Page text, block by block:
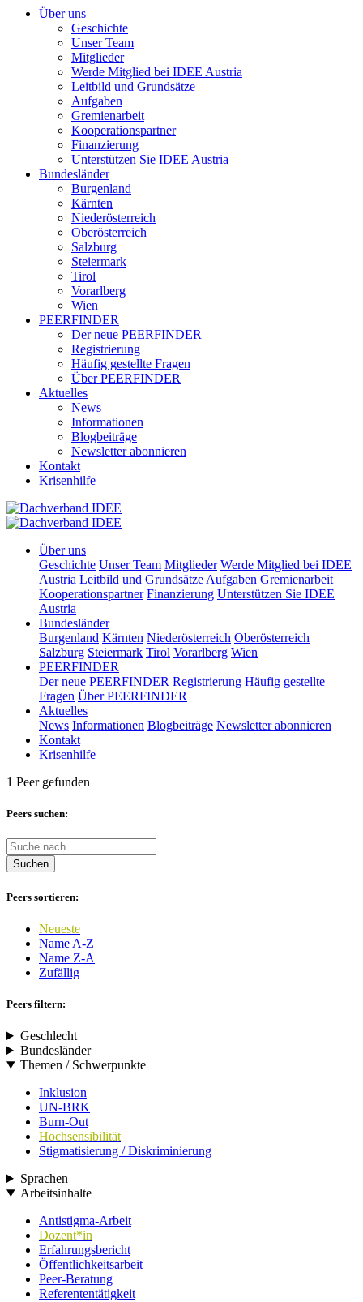
Über uns
Geschichte
Unser Team
Mitglieder
Werde Mitglied bei IDEE Austria
Leitbild und Grundsätze
Aufgaben
Gremienarbeit
Kooperationspartner
Finanzierung
Unterstützen Sie IDEE Austria
Bundesländer
Burgenland
Kärnten
Niederösterreich
Oberösterreich
Salzburg
Steiermark
Tirol
Vorarlberg
Wien
PEERFINDER
Der neue PEERFINDER
Registrierung
Häufig gestellte Fragen
Über PEERFINDER
Aktuelles
News
Informationen
Blogbeiträge
Newsletter abonnieren
Kontakt
Krisenhilfe
Über uns
Geschichte Unser Team Mitglieder Werde Mitglied bei IDEE
Austria Leitbild und Grundsätze Aufgaben Gremienarbeit
Kooperationspartner Finanzierung Unterstützen Sie IDEE
Austria
Bundesländer
Burgenland Kärnten Niederösterreich Oberösterreich
Salzburg Steiermark Tirol Vorarlberg Wien
PEERFINDER
Der neue PEERFINDER Registrierung Häufig gestellte
Fragen Über PEERFINDER
Aktuelles
News Informationen Blogbeiträge Newsletter abonnieren
Kontakt
Krisenhilfe
1 Peer gefunden
Peers suchen:
Suchen
Peers sortieren:
Neueste
Name A-Z
Name Z-A
Zufällig
Peers filtern:
Geschlecht
Bundesländer
Themen / Schwerpunkte
Inklusion
UN-BRK
Burn-Out
Hochsensibilität
Stigmatisierung / Diskriminierung
Sprachen
Arbeitsinhalte
Antistigma-Arbeit
Dozent*in
Erfahrungsbericht
Öffentlichkeitsarbeit
Peer-Beratung
Referententätigkeit